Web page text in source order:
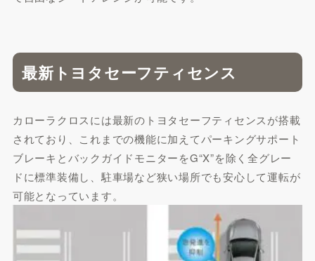
最新トヨタセーフティセンス
カローラクロスには最新のトヨタセーフティセンスが搭載
されており、これまでの機能に加えてパーキングサポート
ブレーキとバックガイドモニターをG“X”を除く全グレー
ドに標準装備し、駐車場など狭い場所でも安心して運転が
可能となっています。